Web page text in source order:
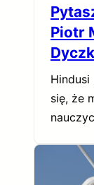
Piotr
Hindusi
się, że